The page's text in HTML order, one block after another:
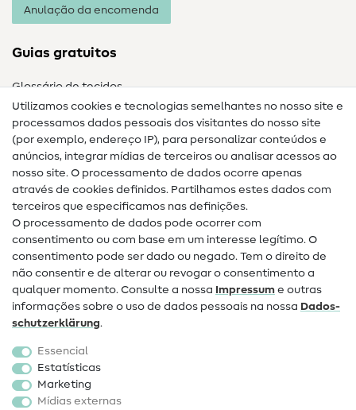
Anulação da encomenda
Guias gratuitos
Glossário de tecidos
Guias de costura
Ajuda e contacto
Contacto
Mudança de proprietário
Perguntas frequentes (FAQ)
Direito de cancelamento
Popular
Tecidos
Acessórios de costura
Utilizamos cookies e tecnologias semelhantes no nosso site e
processamos dados pessoais dos visitantes do nosso site
(por exemplo, endereço IP), para personalizar conteúdos e
anúncios, integrar mídias de terceiros ou analisar acessos ao
nosso site. O processamento de dados ocorre apenas
através de cookies definidos. Partilhamos estes dados com
terceiros que especificamos nas definições.
O processamento de dados pode ocorrer com
consentimento ou com base em um interesse legítimo. O
consentimento pode ser dado ou negado. Tem o direito de
não consentir e de alterar ou revogar o consentimento a
qualquer momento. Consulte a nossa Impressum e outras
informações sobre o uso de dados pessoais na nossa Dados­
schutz­erklärung.
Essencial
Estatísticas
Marketing
Mídias externas